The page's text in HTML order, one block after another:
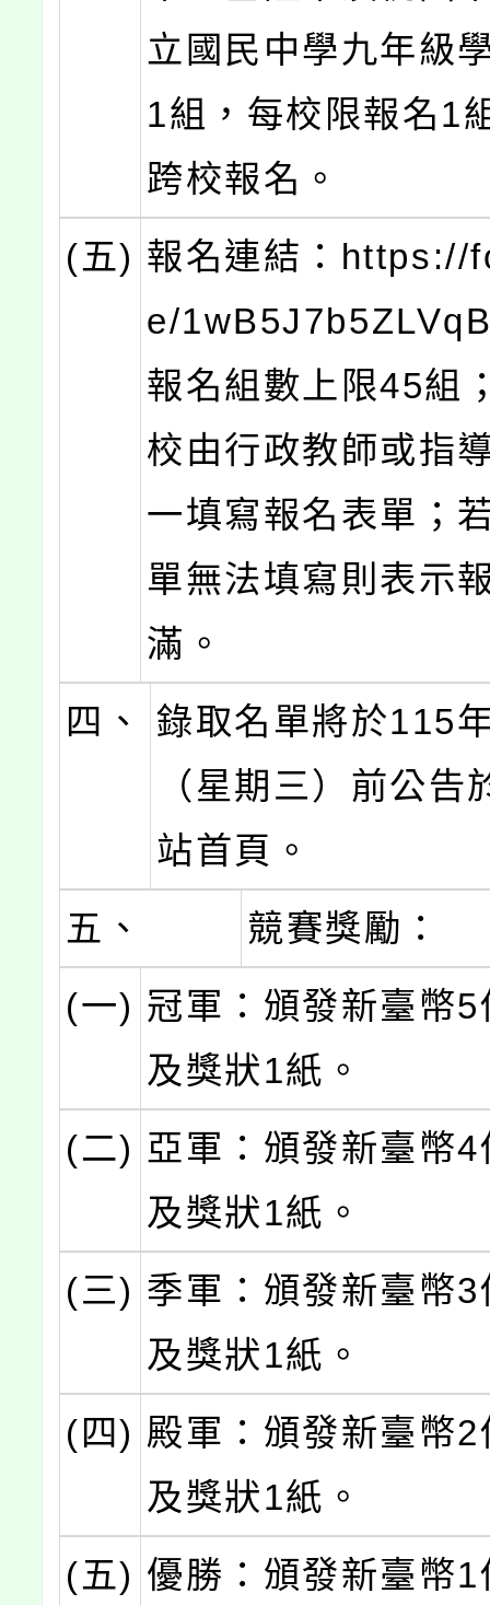
立國民中學九年級
1組，每校限報名1
跨校報名。
(五) 報名連結：https://
e/
報名組數上限45組
校由行政教師或指
一填寫報名表單；
單無法填寫則表示
滿。
四、
錄取名單將於115
（星期三）前公告
站首頁。
五、
競賽獎勵：
(一) 冠軍：頒發新臺幣
及獎狀1紙。
(二) 亞軍：頒發新臺幣
及獎狀1紙。
(三) 季軍：頒發新臺幣
及獎狀1紙。
(四) 殿軍：頒發新臺幣
及獎狀1紙。
(五) 優勝：頒發新臺幣